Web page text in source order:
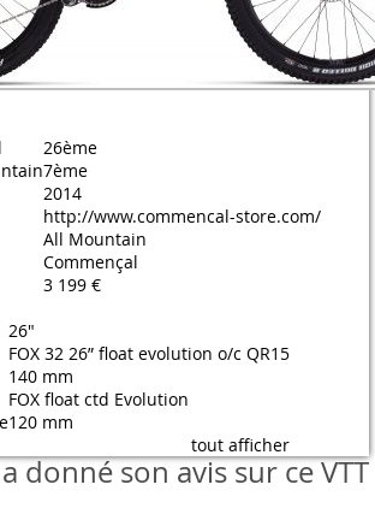
26ème
7ème
2014
http://www.commencal-store.com/
All Mountain
Commençal
3 199 €
26"
FOX 32 26” float evolution o/c QR15
140 mm
FOX float ctd Evolution
120 mm
tout afficher
donné son avis sur ce VTT